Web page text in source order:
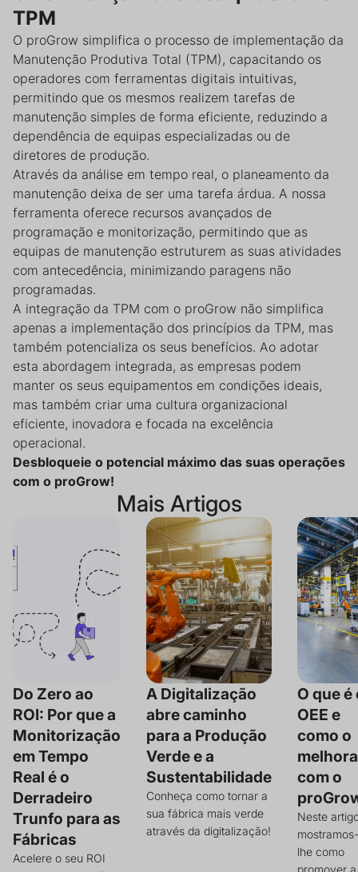
TPM
O proGrow simplifica o processo de implementação da
Manutenção Produtiva Total (TPM), capacitando os
operadores com ferramentas digitais intuitivas,
permitindo que os mesmos realizem tarefas de
manutenção simples de forma eficiente, reduzindo a
dependência de equipas especializadas ou de
diretores de produção.
Através da análise em tempo real, o planeamento da
manutenção deixa de ser uma tarefa árdua. A nossa
ferramenta oferece recursos avançados de
programação e monitorização, permitindo que as
equipas de manutenção estruturem as suas atividades
com antecedência, minimizando paragens não
programadas.
A integração da TPM com o proGrow não simplifica
apenas a implementação dos princípios da TPM, mas
também potencializa os seus benefícios. Ao adotar
esta abordagem integrada, as empresas podem
manter os seus equipamentos em condições ideais,
mas também criar uma cultura organizacional
eficiente, inovadora e focada na excelência
operacional.
Desbloqueie o potencial máximo das suas operações
com o proGrow!
Mais Artigos
Do Zero ao
ROI: Por que a
Monitorização
em Tempo
Real é o
Derradeiro
Trunfo para as
Fábricas
Acelere o seu ROI
A Digitalização
abre caminho
para a Produção
Verde e a
Sustentabilidade
Conheça como tornar a
sua fábrica mais verde
através da digitalização!
O que é
OEE e
como o
com o
Neste
mostramos-
lhe como
promover a